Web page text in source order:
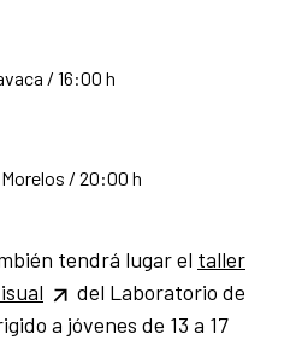
/ 16:00 h
/ 20:00 h
tendrá lugar el taller
del Laboratorio de
a jóvenes de 13 a 17